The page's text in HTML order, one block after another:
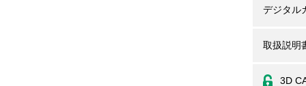
デジタル
取扱説明
3D